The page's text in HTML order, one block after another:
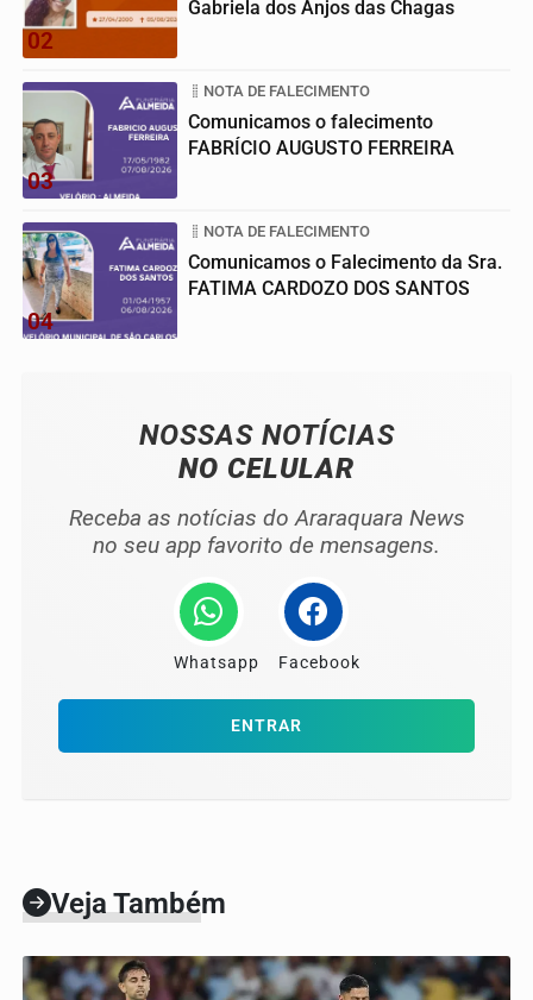
02
Gabriela dos Anjos das Chagas
03
NOTA DE FALECIMENTO
Comunicamos o falecimento
FABRÍCIO AUGUSTO FERREIRA
04
NOTA DE FALECIMENTO
Comunicamos o Falecimento da Sra.
FATIMA CARDOZO DOS SANTOS
NOSSAS NOTÍCIAS
NO CELULAR
Receba as notícias do Araraquara News
no seu app favorito de mensagens.
Whatsapp Facebook
ENTRAR
Veja Também